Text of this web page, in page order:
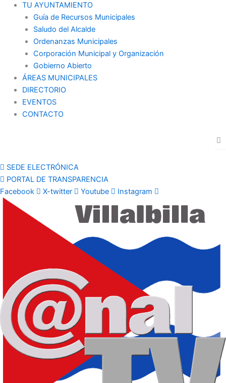
TU AYUNTAMIENTO
Guía de Recursos Municipales
Saludo del Alcalde
Ordenanzas Municipales
Corporación Municipal y Organización
Gobierno Abierto
ÁREAS MUNICIPALES
DIRECTORIO
EVENTOS
CONTACTO
SEDE ELECTRÓNICA
PORTAL DE TRANSPARENCIA
Facebook
X-twitter Youtube Instagram